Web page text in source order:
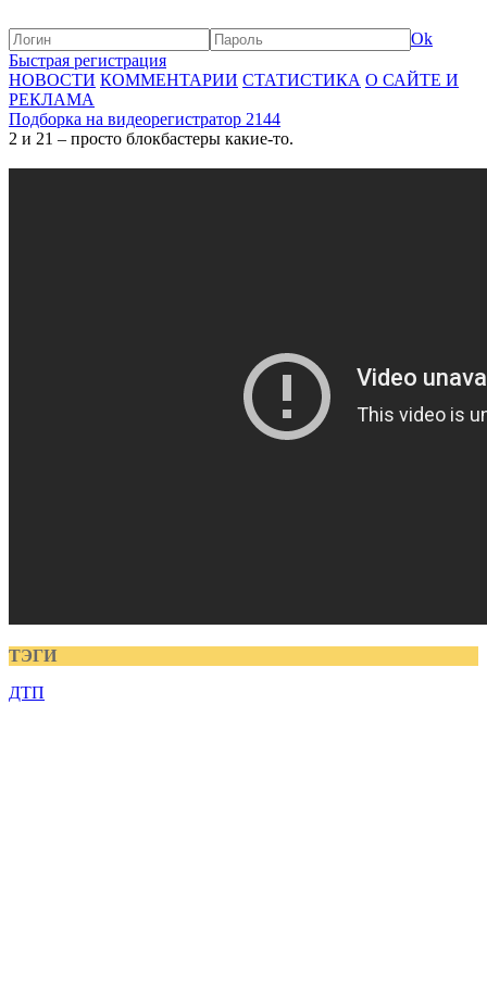
Ok
Быстрая регистрация
НОВОСТИ КОММЕНТАРИИ СТАТИСТИКА О САЙТЕ И
РЕКЛАМА
Подборка на видеорегистратор 2144
2 и 21 – просто блокбастеры какие-то.
ТЭГИ
ДТП